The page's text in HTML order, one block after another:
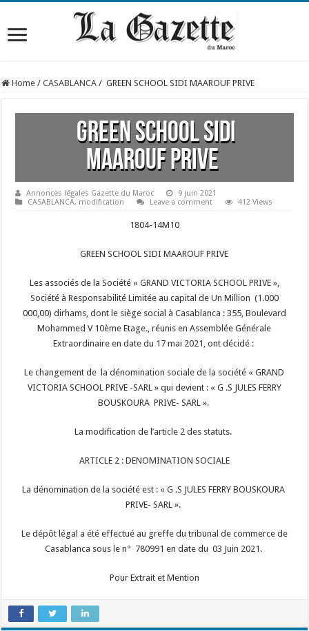
Home / CASABLANCA / GREEN SCHOOL SIDI MAAROUF PRIVE
GREEN SCHOOL SIDI
MAAROUF PRIVE
Annonces légales Gazette du Maroc
9 juin 2021
CASABLANCA, modification Leave a comment 412 Views
1804-14M10
GREEN SCHOOL SIDI MAAROUF PRIVE
Les associés de la Société « GRAND VICTORIA SCHOOL PRIVE »,
Société à Responsabilité Limitée au capital de Un Million (1.000
000,00) dirhams, dont le siège social à Casablanca : 355, Boulevard
Mohammed V 10ème Etage., réunis en Assemblée Générale
Extraordinaire en date du 17 mai 2021, ont décidé :
Le changement de la dénomination sociale de la société « GRAND
VICTORIA SCHOOL PRIVE -SARL » qui devient : « G .S JULES FERRY
BOUSKOURA PRIVE- SARL ».
La modification de l’article 2 des statuts.
ARTICLE 2 : DENOMINATION SOCIALE
La dénomination de la société est : « G .S JULES FERRY BOUSKOURA
PRIVE- SARL ».
Le dépôt légal a été effectué au greffe du tribunal de commerce de
Casablanca sous le n° 780991 en date du 03 Juin 2021.
Pour Extrait et Mention